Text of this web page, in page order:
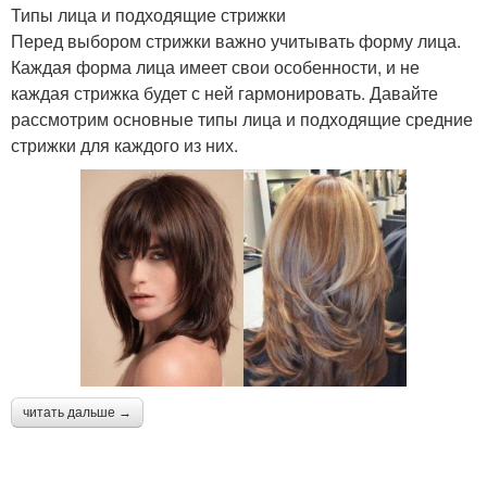
Типы лица и подходящие стрижки
Перед выбором стрижки важно учитывать форму лица.
Каждая форма лица имеет свои особенности, и не
каждая стрижка будет с ней гармонировать. Давайте
рассмотрим основные типы лица и подходящие средние
стрижки для каждого из них.
читать дальше →